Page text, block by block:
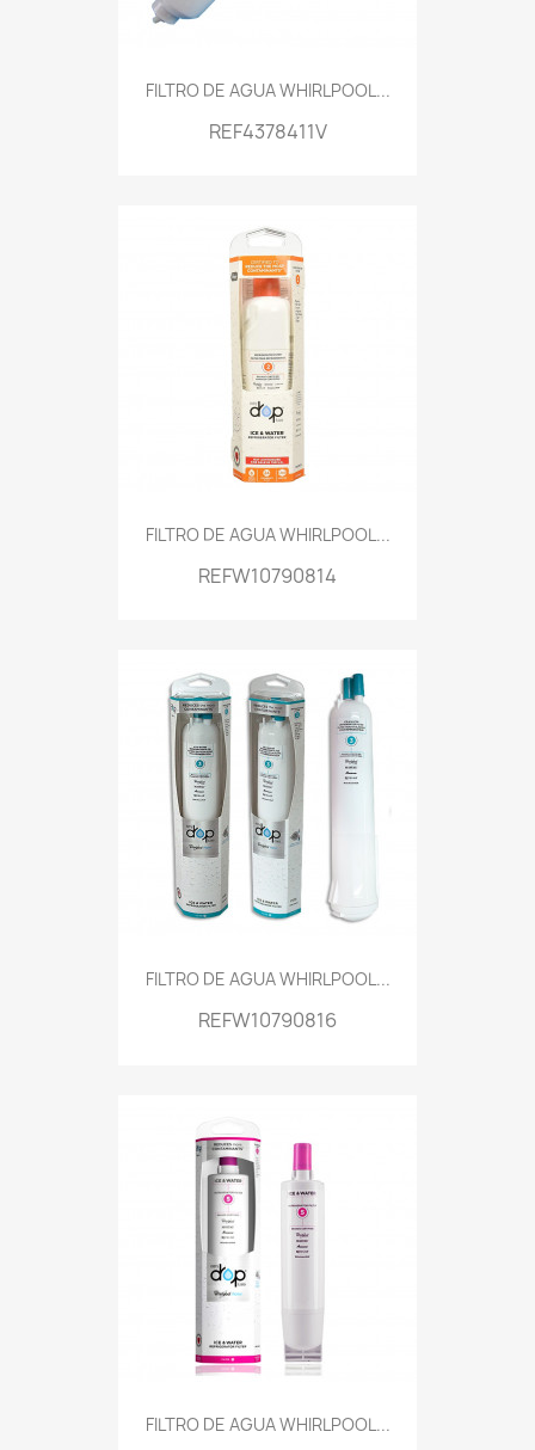
FILTRO DE AGUA WHIRLPOOL...
REF4378411V
FILTRO DE AGUA WHIRLPOOL...
REFW10790814
FILTRO DE AGUA WHIRLPOOL...
REFW10790816
FILTRO DE AGUA WHIRLPOOL...